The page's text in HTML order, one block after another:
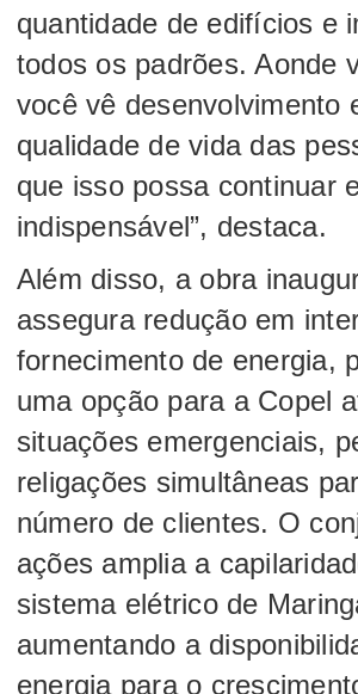
quantidade de edifícios e
todos os padrões. Aonde
você vê desenvolvimento
qualidade de vida das
que isso possa continuar
indispensável”, destaca.
Além disso, a obra
assegura redução em
fornecimento de energia,
uma opção para a Copel
situações emergenciais,
religações simultâneas
número de clientes. O
ações amplia a
sistema elétrico de
aumentando a
energia para o